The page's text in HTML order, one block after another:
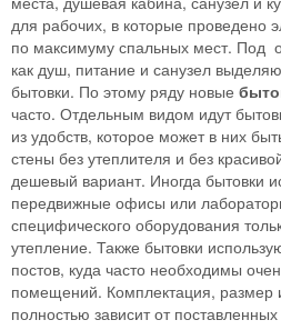
для рабочих, в которые проведено
по максимуму спальных мест. Под
как душ, питание и санузел
бытовки. По этому ряду новые
часто. Отдельным видом идут
из удобств, которое может в них
стены без утеплителя и без
дешевый вариант. Иногда бытовки
передвижные офисы или
специфического оборудования
утепление. Также бытовки
постов, куда часто необходимы
помещений. Комплектация, размер
полностью зависит от